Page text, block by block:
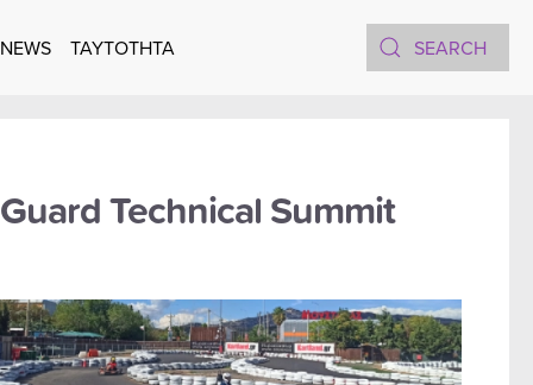
TAYTOTHTA
Technical Summit